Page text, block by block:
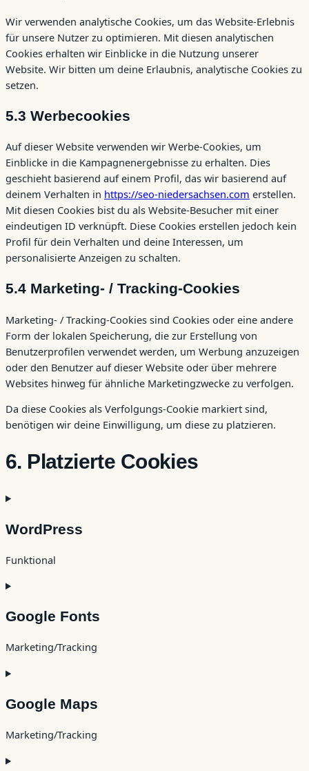
Wir verwenden analytische Cookies, um das Website-Erlebnis
für unsere Nutzer zu optimieren. Mit diesen analytischen
Cookies erhalten wir Einblicke in die Nutzung unserer
Website. Wir bitten um deine Erlaubnis, analytische Cookies zu
setzen.
5.3 Werbecookies
Auf dieser Website verwenden wir Werbe-Cookies, um
Einblicke in die Kampagnenergebnisse zu erhalten. Dies
geschieht basierend auf einem Profil, das wir basierend auf
deinem Verhalten in https://seo-niedersachsen.com erstellen.
Mit diesen Cookies bist du als Website-Besucher mit einer
eindeutigen ID verknüpft. Diese Cookies erstellen jedoch kein
Profil für dein Verhalten und deine Interessen, um
personalisierte Anzeigen zu schalten.
5.4 Marketing- / Tracking-Cookies
Marketing- / Tracking-Cookies sind Cookies oder eine andere
Form der lokalen Speicherung, die zur Erstellung von
Benutzerprofilen verwendet werden, um Werbung anzuzeigen
oder den Benutzer auf dieser Website oder über mehrere
Websites hinweg für ähnliche Marketingzwecke zu verfolgen.
Da diese Cookies als Verfolgungs-Cookie markiert sind,
benötigen wir deine Einwilligung, um diese zu platzieren.
6. Platzierte Cookies
WordPress
Funktional
Consent
service
Google Fonts
Marketing/Tracking
Consent
service
fonts
Google Maps
Marketing/Tracking
Consent